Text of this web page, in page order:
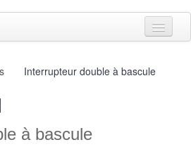
Interrupteur double à bascule
à bascule